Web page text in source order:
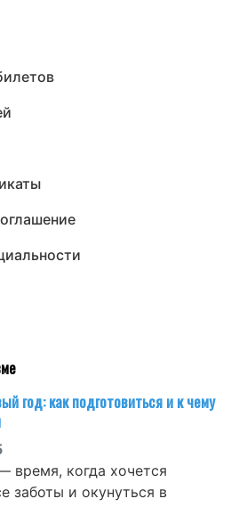
год: как подготовиться и к чему
время, когда хочется
заботы и окунуться в